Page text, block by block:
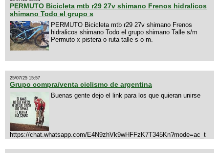
PERMUTO Bicicleta mtb r29 27v shimano Frenos hidralicos
shimano Todo el grupo s
PERMUTO Bicicleta mtb r29 27v shimano Frenos
hidralicos shimano Todo el grupo shimano Talle s/m
Permuto x pistera o ruta talle s o m.
25/07/25 15:57
Grupo compra/venta ciclismo de argentina
Buenas gente dejo el link para los que quieran unirse
https://chat.whatsapp.com/E4N9zhVk9wHFFzK7T345Kn?mode=ac_t